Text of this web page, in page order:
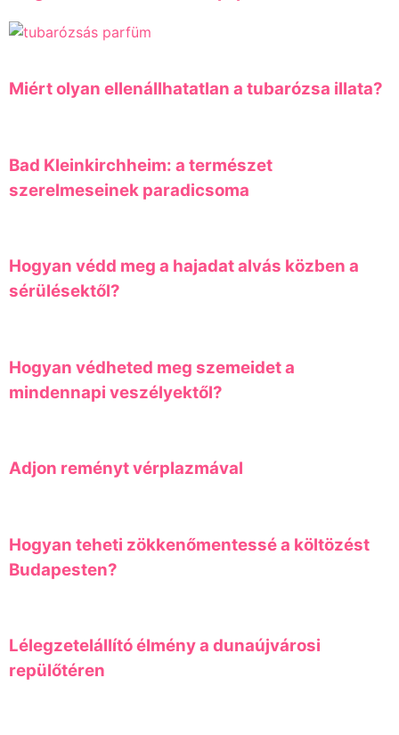
Miért olyan ellenállhatatlan a tubarózsa illata?
Bad Kleinkirchheim: a természet
szerelmeseinek paradicsoma
Hogyan védd meg a hajadat alvás közben a
sérülésektől?
Hogyan védheted meg szemeidet a
mindennapi veszélyektől?
Adjon reményt vérplazmával
Hogyan teheti zökkenőmentessé a költözést
Budapesten?
Lélegzetelállító élmény a dunaújvárosi
repülőtéren